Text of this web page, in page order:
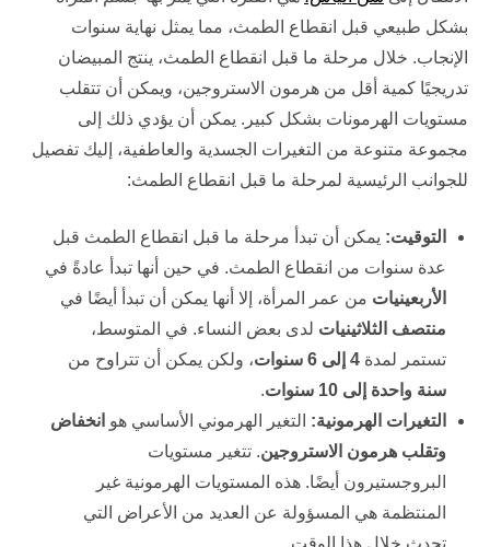
بشكل طبيعي قبل انقطاع الطمث، مما يمثل نهاية سنوات
الإنجاب. خلال مرحلة ما قبل انقطاع الطمث، ينتج المبيضان
تدريجيًا كمية أقل من هرمون الاستروجين، ويمكن أن تتقلب
مستويات الهرمونات بشكل كبير. يمكن أن يؤدي ذلك إلى
مجموعة متنوعة من التغيرات الجسدية والعاطفية، إليك تفصيل
للجوانب الرئيسية لمرحلة ما قبل انقطاع الطمث:
التوقيت: يمكن أن تبدأ مرحلة ما قبل انقطاع الطمث قبل
عدة سنوات من انقطاع الطمث. في حين أنها تبدأ عادةً في
الأربعينيات من عمر المرأة، إلا أنها يمكن أن تبدأ أيضًا في
منتصف الثلاثينيات لدى بعض النساء. في المتوسط،
تستمر لمدة 4 إلى 6 سنوات
، ولكن يمكن أن تتراوح من
سنة واحدة إلى 10 سنوات
.
التغيرات الهرمونية: التغير الهرموني الأساسي هو انخفاض
وتقلب هرمون الاستروجين. تتغير مستويات
البروجستيرون أيضًا. هذه المستويات الهرمونية غير
المنتظمة هي المسؤولة عن العديد من الأعراض التي
تحدث خلال هذا الوقت.